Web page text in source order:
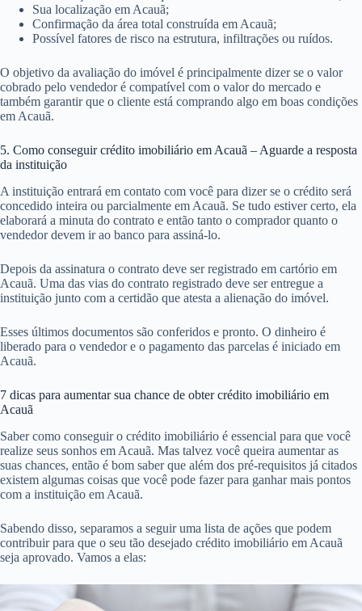
Sua localização em Acauã;
Confirmação da área total construída em Acauã;
Possível fatores de risco na estrutura, infiltrações ou ruídos.
O objetivo da avaliação do imóvel é principalmente dizer se o valor
cobrado pelo vendedor é compatível com o valor do mercado e
também garantir que o cliente está comprando algo em boas condições
em Acauã.
5. Como conseguir crédito imobiliário em Acauã – Aguarde a resposta
da instituição
A instituição entrará em contato com você para dizer se o crédito será
concedido inteira ou parcialmente em Acauã. Se tudo estiver certo, ela
elaborará a minuta do contrato e então tanto o comprador quanto o
vendedor devem ir ao banco para assiná-lo.
Depois da assinatura o contrato deve ser registrado em cartório em
Acauã. Uma das vias do contrato registrado deve ser entregue a
instituição junto com a certidão que atesta a alienação do imóvel.
Esses últimos documentos são conferidos e pronto. O dinheiro é
liberado para o vendedor e o pagamento das parcelas é iniciado em
Acauã.
7 dicas para aumentar sua chance de obter crédito imobiliário em
Acauã
Saber como conseguir o crédito imobiliário é essencial para que você
realize seus sonhos em Acauã. Mas talvez você queira aumentar as
suas chances, então é bom saber que além dos pré-requisitos já citados
existem algumas coisas que você pode fazer para ganhar mais pontos
com a instituição em Acauã.
Sabendo disso, separamos a seguir uma lista de ações que podem
contribuir para que o seu tão desejado crédito imobiliário em Acauã
seja aprovado. Vamos a elas: